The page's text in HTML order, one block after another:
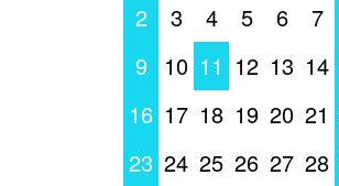
2
3 4 5 6 7
9
10 11 12 13 14
16 17 18 19 20 21
23 24 25 26 27 28